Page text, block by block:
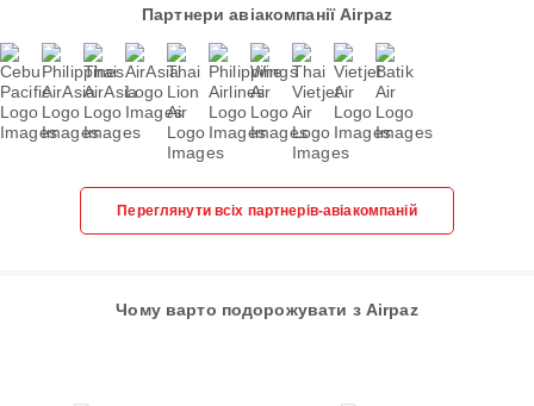
Партнери авіакомпанії Airpaz
Переглянути всіх партнерів-авіакомпаній
Чому варто подорожувати з Airpaz